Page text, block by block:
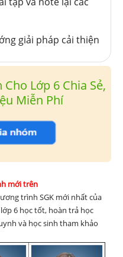
giải pháp cải thiện
Lớp 6 Chia Sẻ,
Miễn Phí
mới trên
trình SGK mới nhất của
6 học tốt, hoàn trả học
và học sinh tham khảo